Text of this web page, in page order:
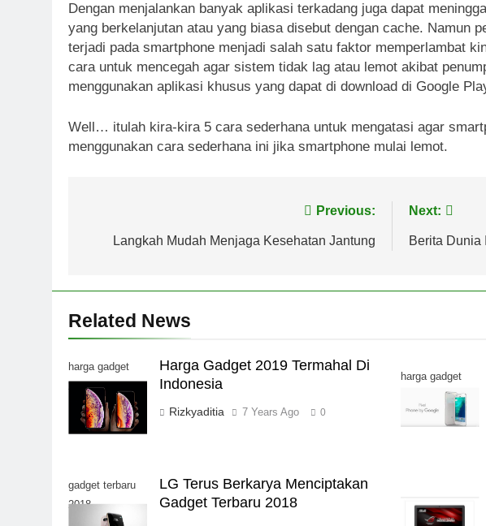
Dengan menjalankan banyak aplikasi terkadang juga dapat
yang berkelanjutan atau yang biasa disebut dengan cache. Namun
terjadi pada smartphone menjadi salah satu faktor memperlambat
cara untuk mencegah agar sistem tidak lag atau lemot akibat
menggunakan aplikasi khusus yang dapat di download di Google
Well… itulah kira-kira 5 cara sederhana untuk mengatasi agar
menggunakan cara sederhana ini jika smartphone mulai lemot.
navigation
Previous:
Langkah Mudah Menjaga Kesehatan Jantung
Next:
Berita Dunia
Related News
harga gadget
2019
Harga Gadget 2019 Termahal Di
Indonesia
Rizkyaditia 7 Years Ago 0
harga gadget
gadget terbaru
2018
LG Terus Berkarya Menciptakan
Gadget Terbaru 2018